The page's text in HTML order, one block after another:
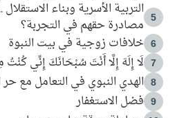
5
التربية الأسرية وبناء
مصادرة حقهم في التجربة؟
6 خلافات زوجية في بيت النبوة
7 لَا إِلَهَ إِلَّا أَنْتَ سُبْحَانَكَ إِنِّي كُنْتُ
8 الهدي النبوي في التعامل مع
9 فضل الاستغفار